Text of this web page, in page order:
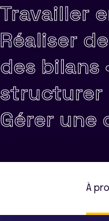
Travailler
Réaliser
des bilans
structurer
Gérer une
À